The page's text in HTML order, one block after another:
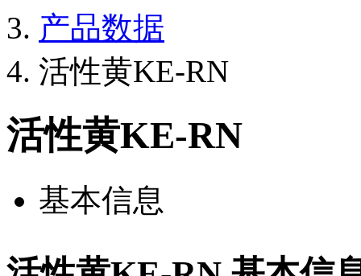
产品数据
活性黄KE-RN
活性黄KE-RN
基本信息